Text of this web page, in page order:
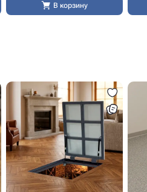
В корзину